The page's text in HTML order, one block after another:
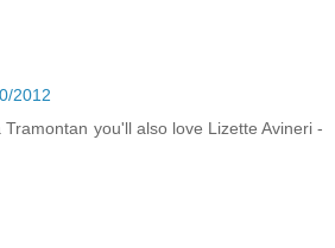
2012
Tramontan you'll also love Lizette Avineri -